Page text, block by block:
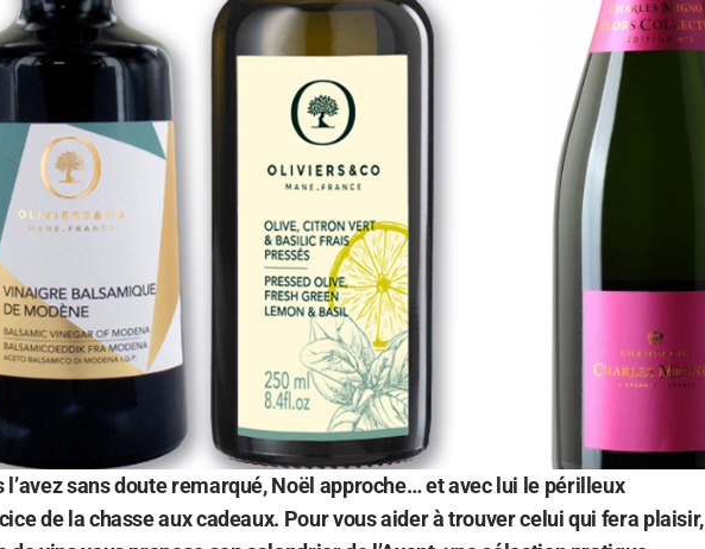
l’avez sans doute remarqué, Noël approche… et avec lui le périlleux
de la chasse aux cadeaux. Pour vous aider à trouver celui qui fera plaisir,